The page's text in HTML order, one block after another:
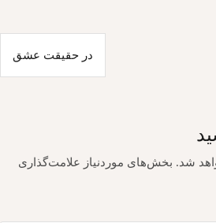
در حقیقت عشق
شد. بخش‌های موردنیاز علامت‌گذاری